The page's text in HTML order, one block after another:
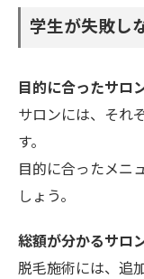
学生が失敗し
目的に合ったサロ
サロンには、それ
す。
目的に合ったメニ
しょう。
総額が分かるサロ
脱毛施術には、追